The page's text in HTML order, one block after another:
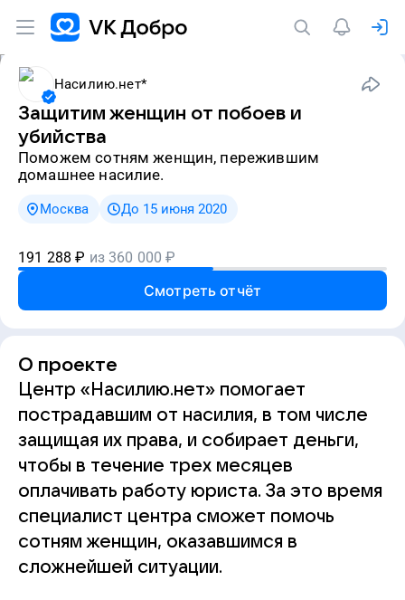
Насилию.нет*
Защитим женщин от побоев и
убийства
Поможем сотням женщин, пережившим
домашнее насилие.
Москва До 15 июня 2020
191 288 ₽ из 360 000 ₽
Смотреть отчёт
О проекте
Центр «Насилию.нет» помогает
пострадавшим от насилия, в том числе
защищая их права, и собирает деньги,
чтобы в течение трех месяцев
оплачивать работу юриста. За это время
специалист центра сможет помочь
сотням женщин, оказавшимся в
сложнейшей ситуации.